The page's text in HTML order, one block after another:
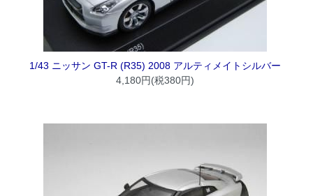
1/43 ニッサン GT-R (R35) 2008 アルティメイトシルバー
4,180円(税380円)